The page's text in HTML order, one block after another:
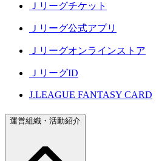
Ｊリーグチケット
Ｊリーグ公式アプリ
Ｊリーグオンラインストア
ＪリーグID
J.LEAGUE FANTASY CARD
運営組織・活動紹介